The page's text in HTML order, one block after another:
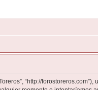
“http://